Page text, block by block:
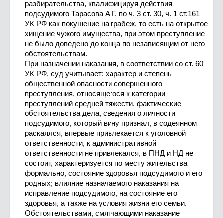
разбирательства, квалифицируя действия
подсудимого Тарасова А.Г. по ч. 3 ст. 30, ч. 1 ст.161
УК РФ как покушение на грабеж, то есть на открытое
хищение чужого имущества, при этом преступление
не было доведено до конца по независящим от него
обстоятельствам.
При назначении наказания, в соответствии со ст. 60
УК РФ, суд учитывает: характер и степень
общественной опасности совершенного
преступления, относящегося к категории
преступлений средней тяжести, фактические
обстоятельства дела, сведения о личности
подсудимого, который вину признал, в содеянном
раскаялся, впервые привлекается к уголовной
ответственности, к административной
ответственности не привлекался, в ПНД и НД не
состоит, характеризуется по месту жительства
формально, состояние здоровья подсудимого и его
родных; влияние назначаемого наказания на
исправление подсудимого, на состояние его
здоровья, а также на условия жизни его семьи.
Обстоятельствами, смягчающими наказание